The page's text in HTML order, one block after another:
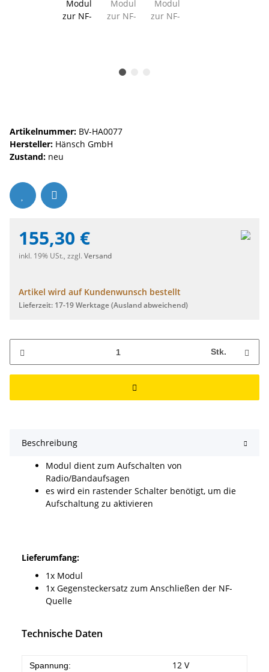
Artikelnummer: BV-HA0077
Hersteller: Hänsch GmbH
Zustand: neu
155,30 €
inkl. 19% USt., zzgl. Versand
Artikel wird auf Kundenwunsch bestellt
Lieferzeit: 17-19 Werktage(Ausland abweichend)
Stk.
Beschreibung
Modul dient zum Aufschalten von
Radio/Bandaufsagen
es wird ein rastender Schalter benötigt, um die
Aufschaltung zu aktivieren
Lieferumfang:
1x Modul
1x Gegensteckersatz zum Anschließen der NF-
Quelle
Technische Daten
Spannung: 12 V